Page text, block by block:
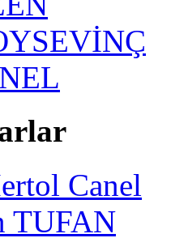
Canel
TUFAN